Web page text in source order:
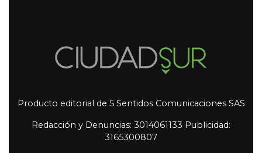
Producto editorial de 5 Sentidos Comunicaciones SAS
Redacción y Denuncias: 3014061133 Publicidad:
3165300807